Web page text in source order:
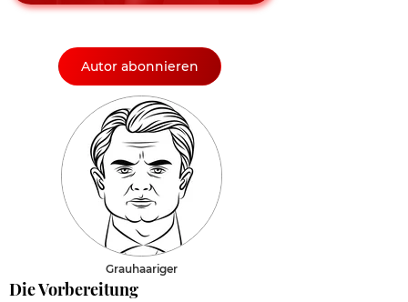
Autor abonnieren
Grauhaariger
Die Vorbereitung